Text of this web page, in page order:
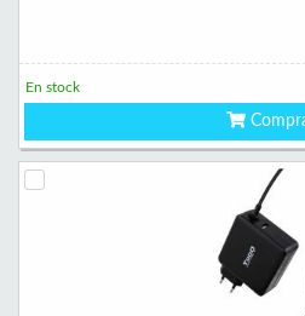
En stock